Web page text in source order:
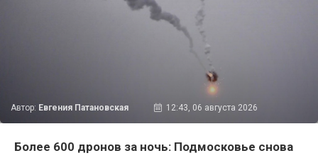
Автор: Евгения Патановская 12:43, 06 августа 2026
Более 600 дронов за ночь: Подмосковье снова